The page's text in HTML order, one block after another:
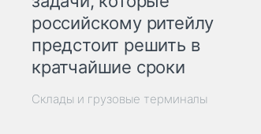
российскому ритейлу
предстоит решить в
кратчайшие сроки
Склады и грузовые терминалы